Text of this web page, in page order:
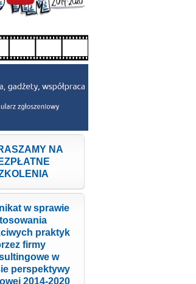
NA
w sprawie
praktyk
firmy
w
perspektywy
2014-2020